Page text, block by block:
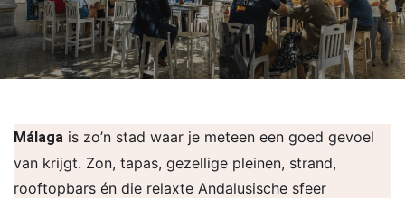
Málaga is zo’n stad waar je meteen een goed gevoel
van krijgt. Zon, tapas, gezellige pleinen, strand,
rooftopbars én die relaxte Andalusische sfeer